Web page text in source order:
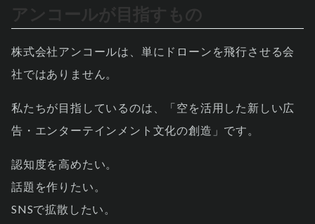
アンコールが目指すもの
株式会社アンコールは、単にドローンを飛行させる会
社ではありません。
私たちが目指しているのは、「空を活用した新しい広
告・エンターテインメント文化の創造」です。
認知度を高めたい。
話題を作りたい。
SNSで拡散したい。